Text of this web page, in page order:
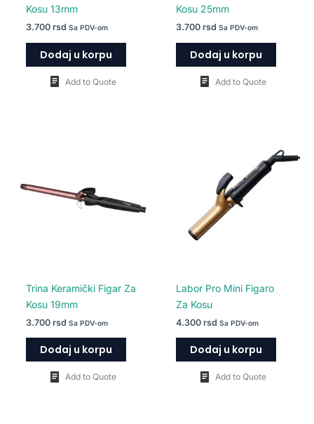
Kosu 13mm
3.700 rsd Sa PDV-om
Dodaj u korpu
Add to Quote
Kosu 25mm
3.700 rsd Sa PDV-om
Dodaj u korpu
Add to Quote
Trina Keramički Figar Za
Kosu 19mm
3.700 rsd Sa PDV-om
Dodaj u korpu
Add to Quote
Labor Pro Mini Figaro
Za Kosu
4.300 rsd Sa PDV-om
Dodaj u korpu
Add to Quote